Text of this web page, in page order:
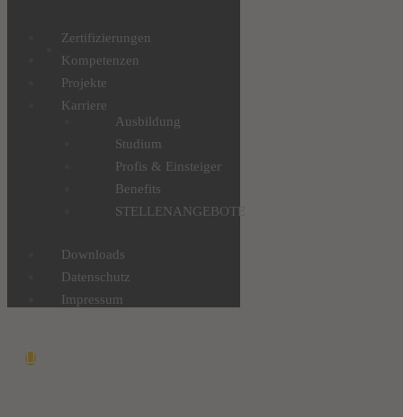
Zertifizierungen
Kompetenzen
Projekte
Karriere
Ausbildung
Studium
Profis & Einsteiger
Benefits
STELLENANGEBOTE
Downloads
Datenschutz
Impressum